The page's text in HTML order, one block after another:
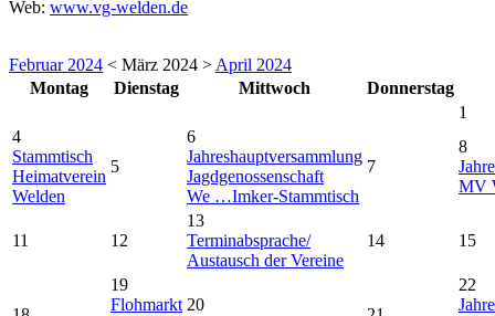
Web: www.vg-welden.de
Februar 2024 < März 2024 > April 2024
Montag
Dienstag Mittwoch
Donnerstag
1
4
Stammtisch
Heimatverein
Welden
5
6
Jahreshauptversammlung
Jagdgenossenschaft
We …Imker-Stammtisch
7
8
MV
11 12
13
Terminabsprache/
Austausch der Vereine
14 15
19
Flohmarkt 20
22